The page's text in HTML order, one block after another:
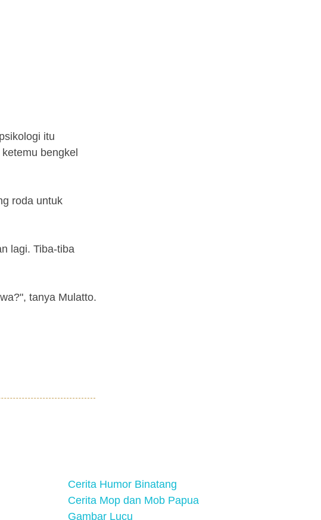
itu
bengkel
roda untuk
lagi. Tiba-tiba
tanya Mulatto.
Cerita Humor Binatang
Cerita Mop dan Mob Papua
Gambar Lucu